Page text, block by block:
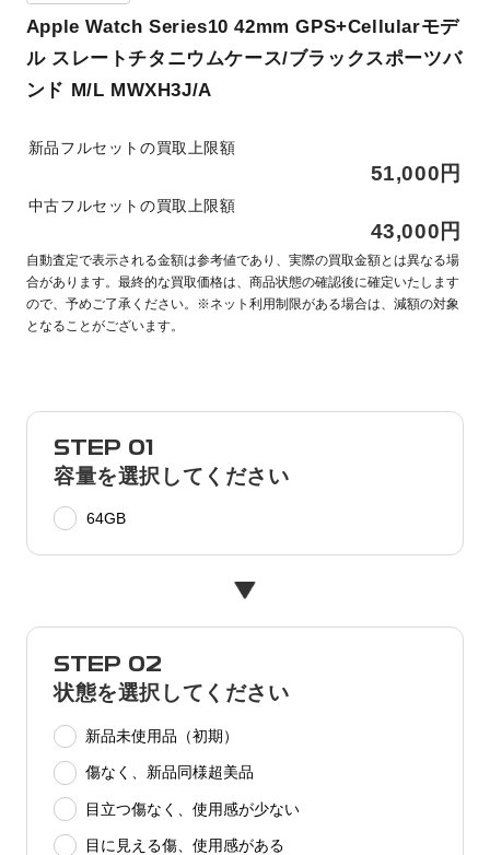
Apple Watch Series10 42mm GPS+Cellularモデ
ル スレートチタニウムケース/ブラックスポーツバ
ンド M/L MWXH3J/A
新品フルセットの買取上限額
51,000円
中古フルセットの買取上限額
43,000円
自動査定で表示される金額は参考値であり、実際の買取金額とは異なる場
合があります。最終的な買取価格は、商品状態の確認後に確定いたします
ので、予めご了承ください。※ネット利用制限がある場合は、減額の対象
となることがございます。
STEP 01
容量を選択してください
64GB
STEP 02
状態を選択してください
新品未使用品（初期）
傷なく、新品同様超美品
目立つ傷なく、使用感が少ない
目に見える傷、使用感がある